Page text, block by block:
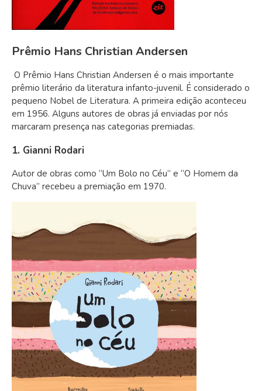
Prêmio Hans Christian Andersen
O Prêmio Hans Christian Andersen é o mais importante
prêmio literário da literatura infanto-juvenil. É considerado o
pequeno Nobel de Literatura. A primeira edição aconteceu
em 1956. Alguns autores de obras já enviadas por nós
marcaram presença nas categorias premiadas.
1. Gianni Rodari
Autor de obras como “Um Bolo no Céu” e “O Homem da
Chuva” recebeu a premiação em 1970.